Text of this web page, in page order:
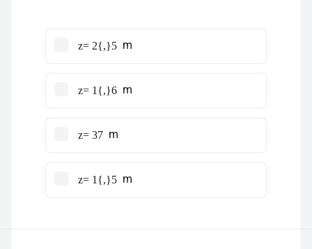
z= 2{,}5 m
z= 1{,}6 m
z= 37 m
z= 1{,}5 m